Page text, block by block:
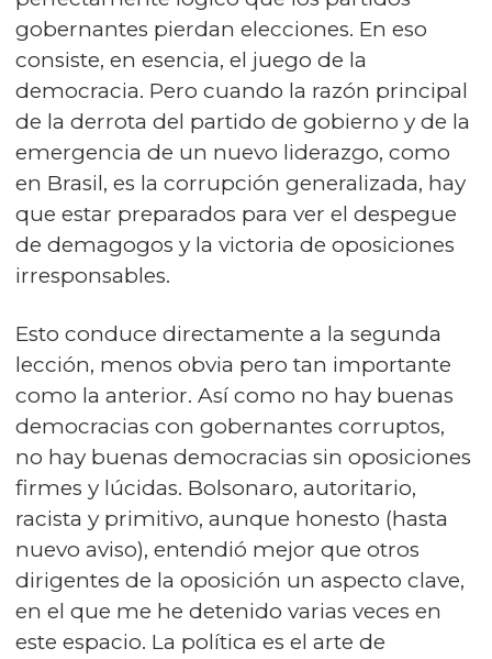
gobernantes pierdan elecciones. En eso
consiste, en esencia, el juego de la
democracia. Pero cuando la razón principal
de la derrota del partido de gobierno y de la
emergencia de un nuevo liderazgo, como
en Brasil, es la corrupción generalizada, hay
que estar preparados para ver el despegue
de demagogos y la victoria de oposiciones
irresponsables.
Esto conduce directamente a la segunda
lección, menos obvia pero tan importante
como la anterior. Así como no hay buenas
democracias con gobernantes corruptos,
no hay buenas democracias sin oposiciones
firmes y lúcidas. Bolsonaro, autoritario,
racista y primitivo, aunque honesto (hasta
nuevo aviso), entendió mejor que otros
dirigentes de la oposición un aspecto clave,
en el que me he detenido varias veces en
este espacio. La política es el arte de